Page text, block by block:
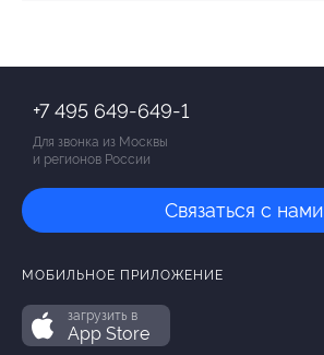
+7 495 649-649-1
Для звонка из Москвы
и регионов России
Связаться с нами
МОБИЛЬНОЕ ПРИЛОЖЕНИЕ
загрузить в
App Store